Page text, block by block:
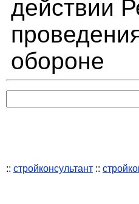
действии
обороне
:: стройконсультант ::